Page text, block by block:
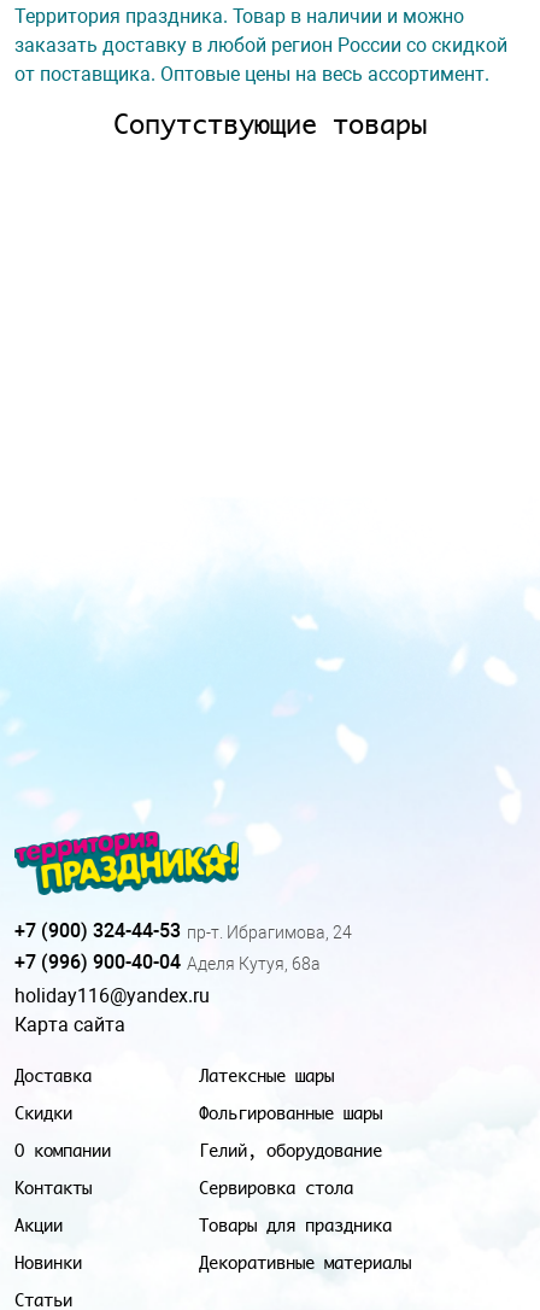
Территория праздника. Товар в наличии и можно
заказать доставку в любой регион России со скидкой
от поставщика. Оптовые цены на весь ассортимент.
Сопутствующие товары
Доставка
Скидки
О компании
Контакты
Акции
Новинки
Статьи
Латексные шары
Фольгированные шары
Гелий, оборудование
Сервировка стола
Товары для праздника
Декоративные материалы
+7 (900) 324-44-53 пр-т. Ибрагимова, 24
+7 (996) 900-40-04 Аделя Кутуя, 68а
holiday116@yandex.ru
Карта сайта